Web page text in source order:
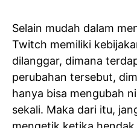
Selain mudah dalam
Twitch memiliki
dilanggar, dimana
perubahan tersebut,
hanya bisa mengubah
sekali. Maka dari itu,